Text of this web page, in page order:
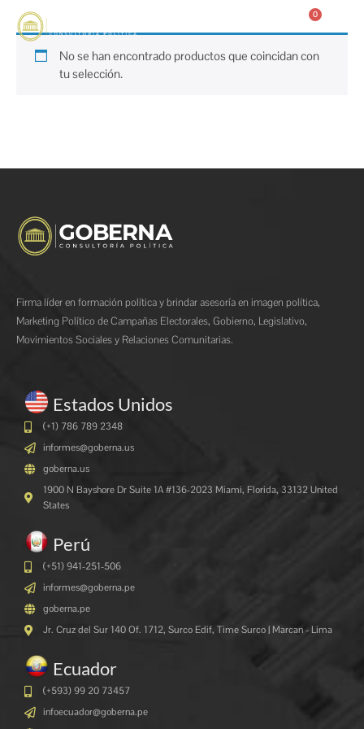
0
No se han encontrado productos que coincidan con
tu selección.
Firma líder en formación política y brindar asesoría en imagen política,
Marketing Político de Campañas Electorales, Gobierno, Legislativo,
Movimientos Sociales y Relaciones Comunitarias.
Estados Unidos
(+1) 786 789 2348
informes@goberna.us
goberna.us
1900 N Bayshore Dr Suite 1A #136-2023 Miami, Florida, 33132 United
States
Perú
(+51) 941-251-506
informes@goberna.pe
goberna.pe
Jr. Cruz del Sur 140 Of. 1712, Surco Edif, Time Surco | Marcan - Lima
Ecuador
(+593) 99 20 73457
infoecuador@goberna.pe